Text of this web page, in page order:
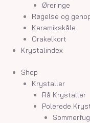
Øreringe
Røgelse og
Keramikskåle
Orakelkort
Krystalindex
Shop
Krystaller
Rå Krystaller
Polerede